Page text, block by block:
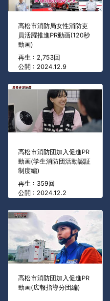
高松市消防局女性消防吏
員活躍推進PR動画(120秒
動画)
再生 : 2,753回
公開 : 2024.12.9
高松市消防団加入促進PR
動画(学生消防団活動認証
制度編)
再生 : 359回
公開 : 2024.12.2
高松市消防団加入促進PR
動画(広報指導分団編)